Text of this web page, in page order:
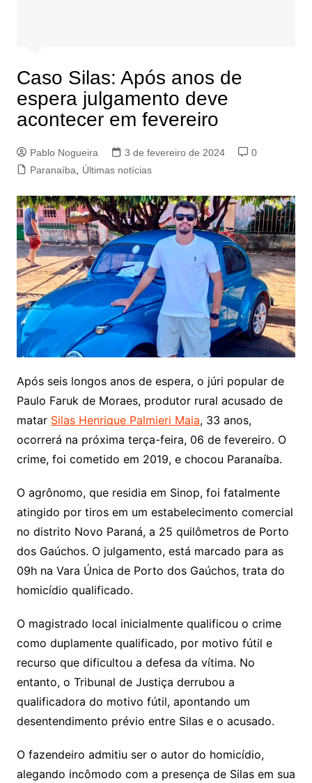
Caso Silas: Após anos de
espera julgamento deve
acontecer em fevereiro
Pablo Nogueira 3 de fevereiro de 2024
0
Paranaíba
Últimas notícias
Após seis longos anos de espera, o júri popular de
Paulo Faruk de Moraes, produtor rural acusado de
matar Silas Henrique Palmieri Maia, 33 anos,
ocorrerá na próxima terça-feira, 06 de fevereiro. O
crime, foi cometido em 2019, e chocou Paranaíba.
O agrônomo, que residia em Sinop, foi fatalmente
atingido por tiros em um estabelecimento comercial
no distrito Novo Paraná, a 25 quilômetros de Porto
dos Gaúchos. O julgamento, está marcado para as
09h na Vara Única de Porto dos Gaúchos, trata do
homicídio qualificado.
O magistrado local inicialmente qualificou o crime
como duplamente qualificado, por motivo fútil e
recurso que dificultou a defesa da vítima. No
entanto, o Tribunal de Justiça derrubou a
qualificadora do motivo fútil, apontando um
desentendimento prévio entre Silas e o acusado.
O fazendeiro admitiu ser o autor do homicídio,
alegando incômodo com a presença de Silas em sua